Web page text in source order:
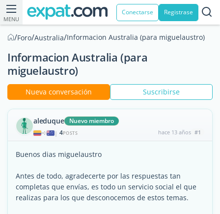
MENU
Conectarse Registrase
/Foro/Australia/Informacion Australia (para miguelaustro)
Informacion Australia (para
miguelaustro)
Nueva conversación Suscribirse
aleduque Nuevo miembro
| 4POSTS hace 13 años #1
Buenos dias miguelaustro
Antes de todo, agradecerte por las respuestas tan
completas que envías, es todo un servicio social el que
realizas para los que desconocemos de estos temas.